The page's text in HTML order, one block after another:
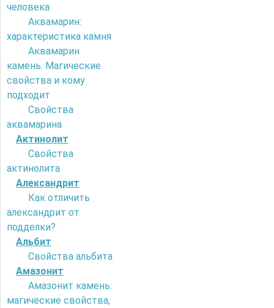
человека
Аквамарин:
характеристика камня
Аквамарин
камень. Магические
свойства и кому
подходит
Свойства
аквамарина
Актинолит
Свойства
актинолита
Александрит
Как отличить
александрит от
подделки?
Альбит
Свойства альбита
Амазонит
Амазонит камень:
магические свойства,